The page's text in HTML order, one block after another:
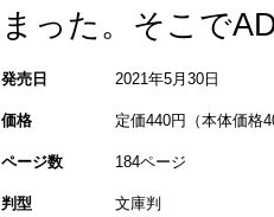
まった。そこで
発売日 2021年5月30日
価格 定価440円（本体価格
ページ数 184ページ
判型 文庫判